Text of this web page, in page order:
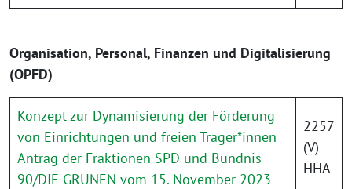
Organisation, Personal, Finanzen und Digitalisierung
(OPFD)
Konzept zur Dynamisierung der Förderung
von Einrichtungen und freien Träger*innen
Antrag der Fraktionen SPD und Bündnis
90/DIE GRÜNEN vom 15. November 2023
2257
(V)
HHA